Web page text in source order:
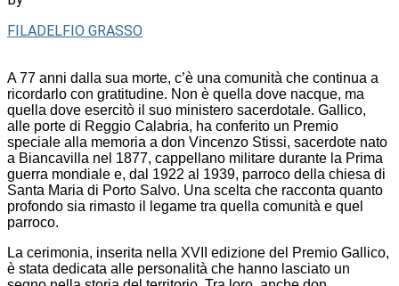
FILADELFIO GRASSO
A 77 anni dalla sua morte, c’è una comunità che continua a
ricordarlo con gratitudine. Non è quella dove nacque, ma
quella dove esercitò il suo ministero sacerdotale. Gallico,
alle porte di Reggio Calabria, ha conferito un Premio
speciale alla memoria a don Vincenzo Stissi, sacerdote nato
a Biancavilla nel 1877, cappellano militare durante la Prima
guerra mondiale e, dal 1922 al 1939, parroco della chiesa di
Santa Maria di Porto Salvo. Una scelta che racconta quanto
profondo sia rimasto il legame tra quella comunità e quel
parroco.
La cerimonia, inserita nella XVII edizione del Premio Gallico,
è stata dedicata alle personalità che hanno lasciato un